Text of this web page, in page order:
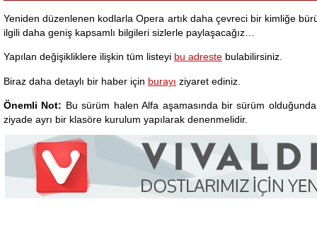
Yeniden düzenlenen kodlarla Opera artık daha çevreci bir kimliğe
ilgili daha geniş kapsamlı bilgileri sizlerle paylaşacağız…
Yapılan değişikliklere ilişkin tüm listeyi bu adreste bulabilirsiniz.
Biraz daha detaylı bir haber için burayı ziyaret ediniz.
Önemli Not: Bu sürüm halen Alfa aşamasında bir sürüm
ziyade ayrı bir klasöre kurulum yapılarak denenmelidir.